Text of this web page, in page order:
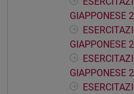
GIAPPONESE
GIAPPONESE
GIAPPONESE